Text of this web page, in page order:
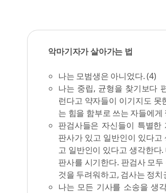
악마기자가 살아가는 법
나는 모범생은 아니었다. (4)
나는 중립, 균형을 찾기보다
런다고 약자들이 이기지도
는 힘을 함부로 쓰는 자들에
판검사들은 자신들이 특별
판사가 있고 일반인이 있다
고 일반인이 있다고 생각한다
판사를 시기한다. 판검사 모
것을 두려워하고, 검사는 정
나는 모든 기사를 소송을 생